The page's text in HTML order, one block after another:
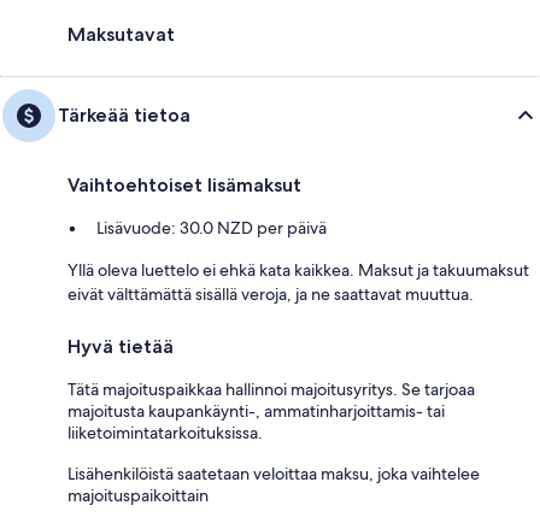
Maksutavat
Tärkeää tietoa
Vaihtoehtoiset lisämaksut
Lisävuode: 30.0 NZD per päivä
Yllä oleva luettelo ei ehkä kata kaikkea. Maksut ja takuumaksut
eivät välttämättä sisällä veroja, ja ne saattavat muuttua.
Hyvä tietää
Tätä majoituspaikkaa hallinnoi majoitusyritys. Se tarjoaa
majoitusta kaupankäynti-, ammatinharjoittamis- tai
liiketoimintatarkoituksissa.
Lisähenkilöistä saatetaan veloittaa maksu, joka vaihtelee
majoituspaikoittain